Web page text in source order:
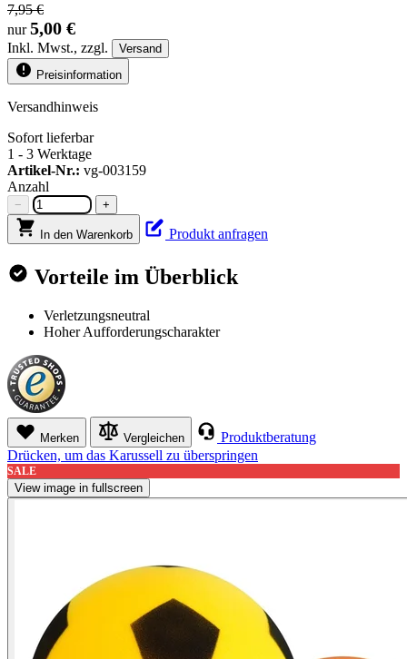
7,95 €
nur5,00 €
Inkl. Mwst., zzgl.
Versand
Preisinformation
Versandhinweis
Sofort lieferbar
1 - 3 Werktage
Artikel-Nr.: vg-003159
Anzahl
− +
In den Warenkorb Produkt anfragen
Vorteile im Überblick
Verletzungsneutral
Hoher Aufforderungscharakter
Merken Vergleichen
Produktberatung
Drücken, um das Karussell zu überspringen
SALE
View image in fullscreen